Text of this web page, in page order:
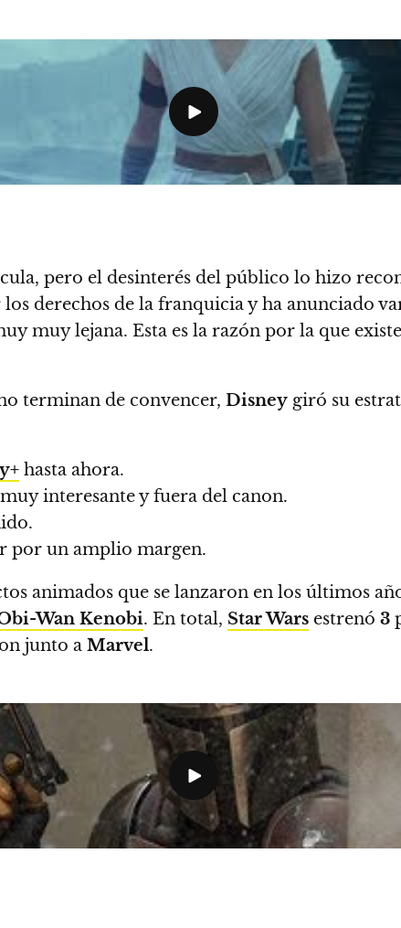
pero el desinterés del público lo hizo
derechos de la franquicia y ha anunciado
muy lejana. Esta es la razón por la que
terminan de convencer, Disney giró su
hasta ahora.
interesante y fuera del canon.
por un amplio margen.
animados que se lanzaron en los últimos
Wan Kenobi. En total, Star Wars estrenó 3
junto a Marvel.